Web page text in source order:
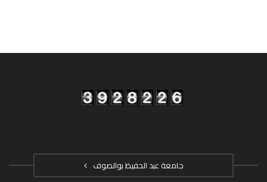
جامعة عبد الحفيظ بوالصوف